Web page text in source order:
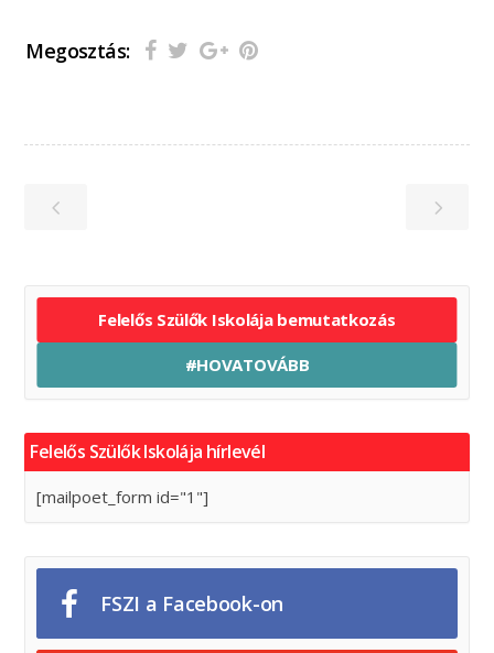
Megosztás:
Felelős Szülők Iskolája bemutatkozás
#HOVATOVÁBB
Felelős Szülők Iskolája hírlevél
[mailpoet_form id="1"]
FSZI a Facebook-on